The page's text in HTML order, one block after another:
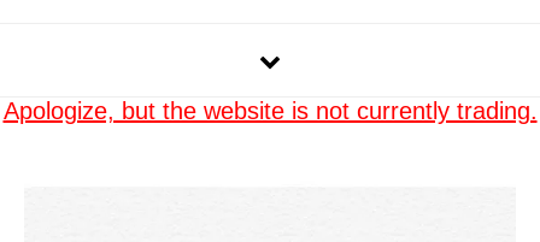
Apologize, but the website is not currently trading.